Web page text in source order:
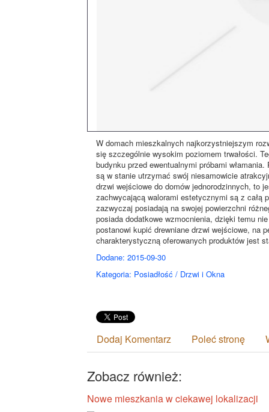
W domach mieszkalnych najkorzystniejszym
się szczególnie wysokim poziomem trwałości.
budynku przed ewentualnymi próbami
są w stanie utrzymać swój niesamowicie
drzwi wejściowe do domów jednorodzinnych, to
zachwycającą walorami estetycznymi są z całą
zazwyczaj posiadają na swojej powierzchni
posiada dodatkowe wzmocnienia, dzięki temu
postanowi kupić drewniane drzwi wejściowe, na
charakterystyczną oferowanych produktów jest
Dodane: 2015-09-30
Kategoria: Posiadłość / Drzwi i Okna
Dodaj Komentarz Poleć stronę
Zobacz również:
Nowe mieszkania w ciekawej lokalizacji